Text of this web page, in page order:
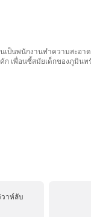
พนักงานทำความสะอาด
เพื่อนซี้สมัยเด็กของภูมิน
าห์ลับ